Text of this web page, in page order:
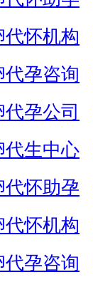
怀机构
孕咨询
孕公司
代生中心
代怀助孕
怀机构
孕咨询